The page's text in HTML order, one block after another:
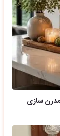
مدرن سازی